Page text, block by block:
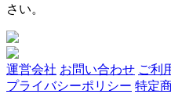
さい。
運営会社 お問い合わせ ご利
プライバシーポリシー 特定